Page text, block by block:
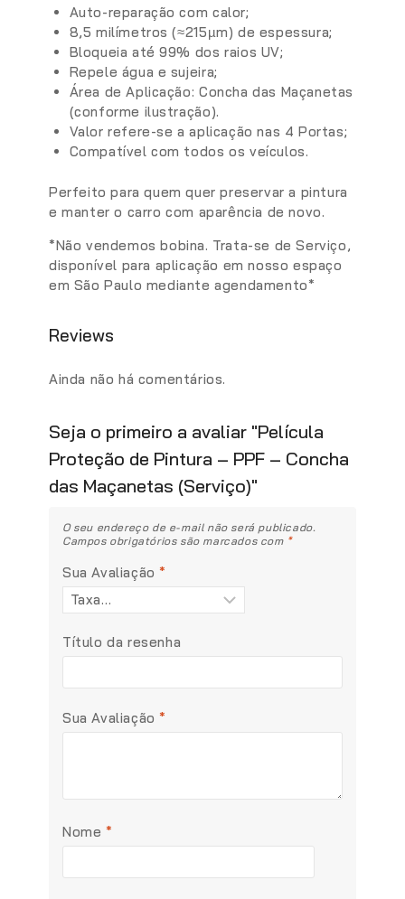
Auto-reparação com calor;
8,5 milímetros (≈215µm) de espessura;
Bloqueia até 99% dos raios UV;
Repele água e sujeira;
Área de Aplicação: Concha das Maçanetas
(conforme ilustração).
Valor refere-se a aplicação nas 4 Portas;
Compatível com todos os veículos.
Perfeito para quem quer preservar a pintura
e manter o carro com aparência de novo.
*Não vendemos bobina. Trata-se de Serviço,
disponível para aplicação em nosso espaço
em São Paulo mediante agendamento*
Reviews
Ainda não há comentários.
Seja o primeiro a avaliar "Película
Proteção de Pintura – PPF – Concha
das Maçanetas (Serviço)"
O seu endereço de e-mail não será publicado.
Campos obrigatórios são marcados com *
Sua Avaliação*
Título da resenha
Sua Avaliação*
Nome *